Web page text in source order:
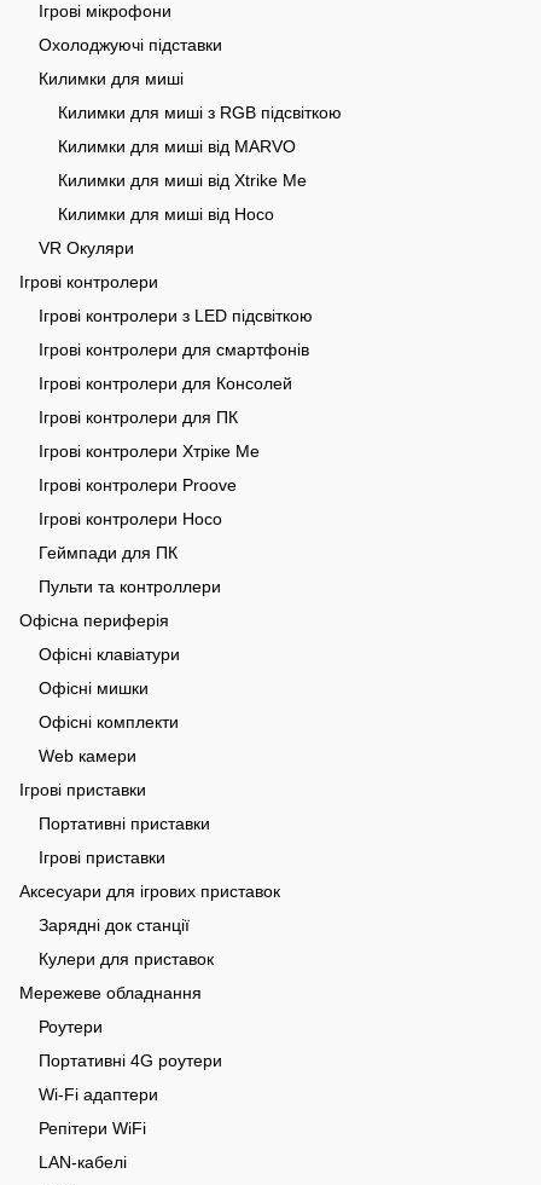
Ігрові мікрофони
Охолоджуючі підставки
Килимки для миші
Килимки для миші з RGB підсвіткою
Килимки для миші від MARVO
Килимки для миші від Xtrike Me
Килимки для миші від Hoco
VR Окуляри
Ігрові контролери
Ігрові контролери з LED підсвіткою
Ігрові контролери для смартфонів
Ігрові контролери для Консолей
Ігрові контролери для ПК
Ігрові контролери Хтріке Me
Ігрові контролери Proove
Ігрові контролери Hoco
Геймпади для ПК
Пульти та контроллери
Офісна периферія
Офісні клавіатури
Офісні мишки
Офісні комплекти
Web камери
Ігрові приставки
Портативні приставки
Ігрові приставки
Аксесуари для ігрових приставок
Зарядні док станції
Кулери для приставок
Мережеве обладнання
Роутери
Портативні 4G роутери
Wi-Fi адаптери
Репітери WiFi
LAN-кабелі